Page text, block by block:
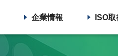
企業情報 ISO